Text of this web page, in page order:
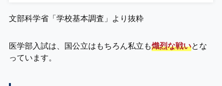
文部科学省「学校基本調査」より抜粋
医学部入試は、国公立はもちろん私立も熾烈な戦いとな
っています。